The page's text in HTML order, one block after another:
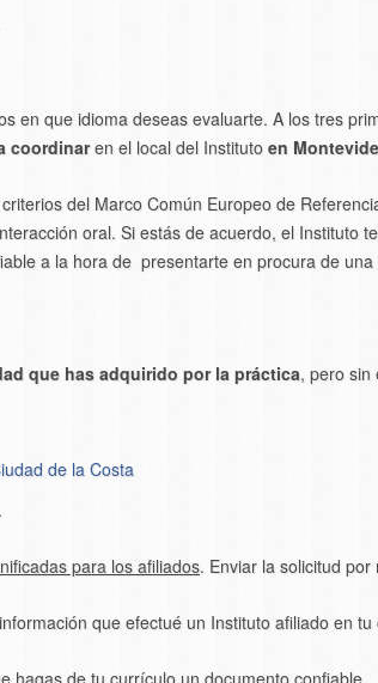
en que idioma deseas evaluarte. A los tres
coordinaren el local del Instituto en
del Marco Común Europeo de
oral. Si estás de acuerdo, el Instituto
a la hora de presentarte en procura de
que has adquirido por la práctica, pero sin
de la Costa
.
para los afiliados. Enviar la solicitud
que efectué un Instituto afiliado en
hagas de tu currículo un documento confiable.